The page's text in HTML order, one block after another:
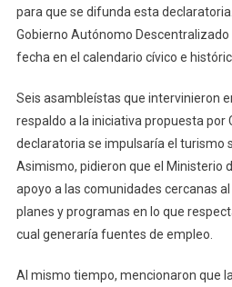
para que se difunda esta
Gobierno Autónomo Descentralizado
fecha en el calendario cívico e
Seis asambleístas que intervinieron
respaldo a la iniciativa propuesta por
declaratoria se impulsaría el turismo
Asimismo, pidieron que el Ministerio
apoyo a las comunidades cercanas
planes y programas en lo que
cual generaría fuentes de empleo.
Al mismo tiempo, mencionaron que